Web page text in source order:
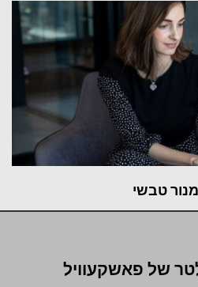
טבשי
של פאשקעוויל